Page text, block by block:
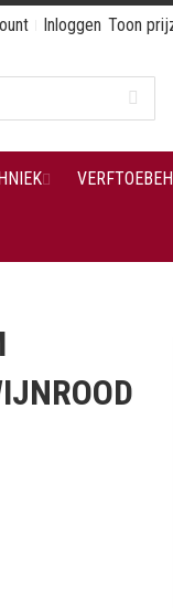
Inloggen Toon